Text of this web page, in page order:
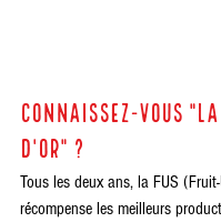
Connaissez-vous
d'or" ?
Tous les deux ans, la FUS
récompense les meilleurs